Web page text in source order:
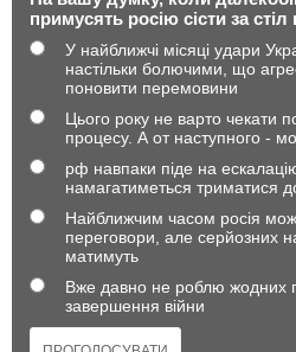
примусять росію сісти за стіл
У найближчі місяці удари
настільки болючими, що
поновити перемовини
Цього року не варто чекати
процесу. А от наступного -
рф навпаки піде на
намагатиметься триматися
Найближчим часом росія
переговори, але серйозних
матимуть
Вже давно не роблю жодних
завершення війни